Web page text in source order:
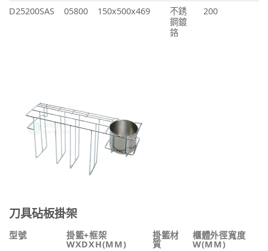
D25200SAS
05800 150x500x469
不銹
鋼鍍
鉻
200
刀具砧板掛架
型號 掛籃+框架
WXDXH(MM)
掛籃材
質
櫃體外徑寬度
W(MM)